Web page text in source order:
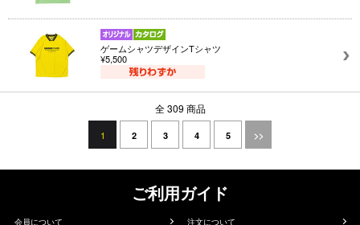
ゲームシャツデザインTシャツ
¥5,500
全 309 商品
1 2 3 4 5 >>
ご利用ガイド
会員について 注文について